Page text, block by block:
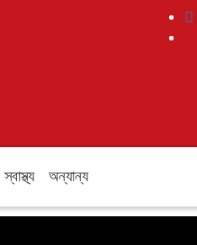
স্বাস্থ্য অন্যান্য